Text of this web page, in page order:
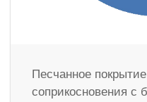
Песчанное
соприкосновения с